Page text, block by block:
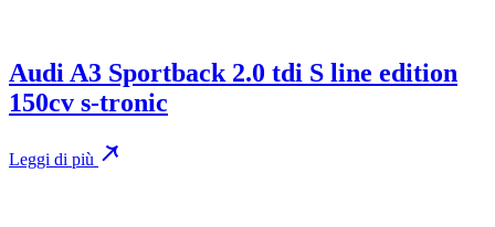
Audi A3 Sportback 2.0 tdi S line edition
150cv s-tronic
Leggi di più